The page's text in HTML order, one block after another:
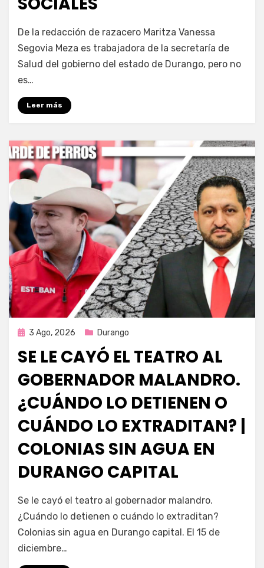
por Fernando Miranda Servín
De la redacción de razacero Maritza Vanessa
Segovia Meza es trabajadora de la secretaría de
Salud del gobierno del estado de Durango, pero no
es…
Leer más
Publicada
3 Ago, 2026 Durango
SE LE CAYÓ EL TEATRO AL
GOBERNADOR MALANDRO.
¿CUÁNDO LO DETIENEN O
CUÁNDO LO EXTRADITAN? |
COLONIAS SIN AGUA EN
DURANGO CAPITAL
por Fernando Miranda Servín
Se le cayó el teatro al gobernador malandro.
¿Cuándo lo detienen o cuándo lo extraditan?
Colonias sin agua en Durango capital. El 15 de
diciembre…